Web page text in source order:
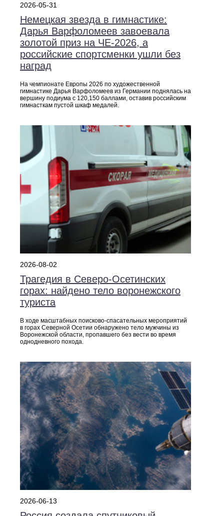
2026-05-31
Немецкая звезда в гимнастике:
Дарья Варфоломеев завоевала
золотой приз на ЧЕ‑2026, а
российские спортсменки ушли без
наград
На чемпионате Европы 2026 по художественной
гимнастике Дарья Варфоломеев из Германии поднялась на
вершину подиума с 120,150 баллами, оставив российским
гимнасткам пустой шкаф медалей.
2026-08-02
Трагедия в Северо‑Осетинских
горах: найдено тело воронежского
туриста
В ходе масштабных поисково‑спасательных мероприятий
в горах Северной Осетии обнаружено тело мужчины из
Воронежской области, пропавшего без вести во время
однодневного похода.
2026-06-13